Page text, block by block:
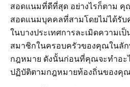
สอดแนมที่ดีที่สุด อย่างไรก็ตาม คุ
สอดแนมบุคคลที่สามโดยไม่ได้รับ
ในบางประเทศการละเมิดความเ
สมาชิกในครอบครัวของคุณในลั
กฎหมาย ดังนั้นก่อนที่คุณจะทำอะไ
ปฏิบัติตามกฎหมายท้องถิ่นของคุ